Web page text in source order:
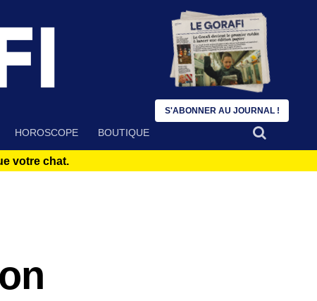
HOROSCOPE BOUTIQUE
votre chat.
S'ABONNER AU JOURNAL !